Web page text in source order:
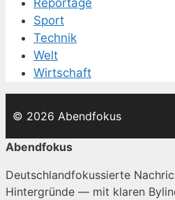
Sport
Technik
Welt
Wirtschaft
© 2026 Abendfokus
Abendfokus
Deutschlandfokussierte
Hintergründe — mit klaren